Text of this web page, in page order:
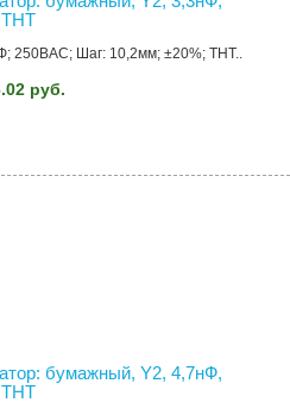
250ВAC; Шаг: 10,2мм; ±20%; THT..
руб.
бумажный, Y2, 4,7нФ,